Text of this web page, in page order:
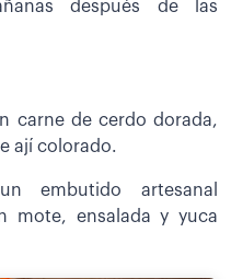
después de las
carne de cerdo dorada,
ají colorado.
embutido artesanal
mote, ensalada y yuca